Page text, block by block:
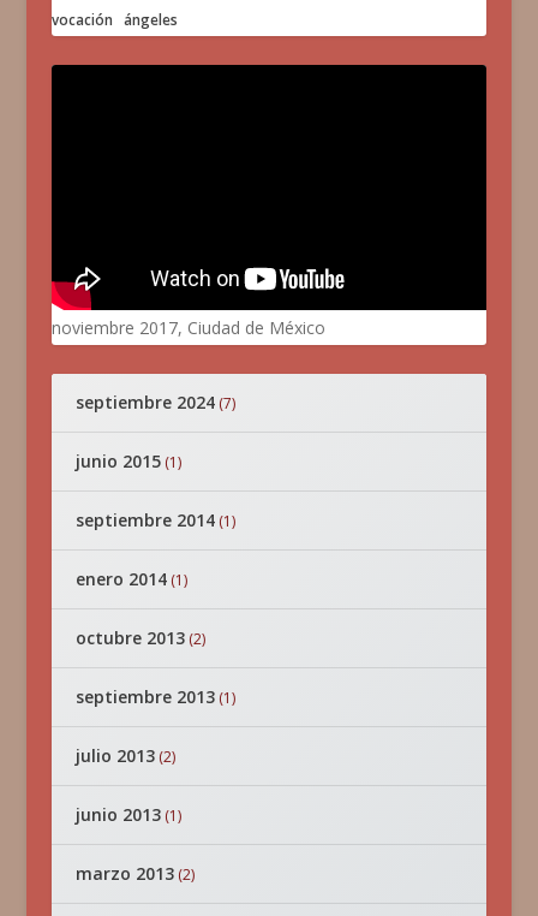
vocación ángeles
noviembre 2017, Ciudad de México
septiembre 2024(7)
junio 2015(1)
septiembre 2014(1)
enero 2014(1)
octubre 2013(2)
septiembre 2013(1)
julio 2013(2)
junio 2013(1)
marzo 2013(2)